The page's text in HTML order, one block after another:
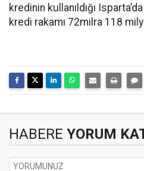
kredinin kullanıldığı
kredi rakamı 72milra 118
HABERE YORUM